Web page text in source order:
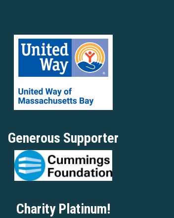
Generous Supporter
Charity Platinum!